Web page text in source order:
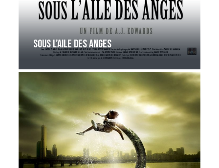
Sous l’aile des anges